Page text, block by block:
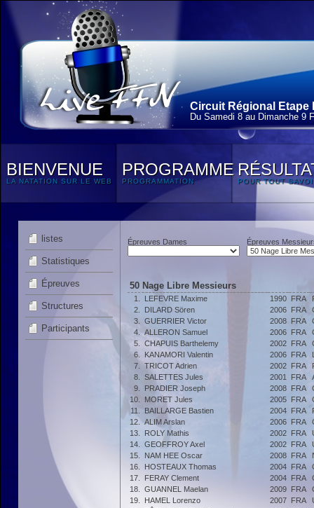
Circuit Régional Etape
Du Samedi 8 au Dimanche 9
BIENVENUE
LA NATATION SUR LE WEB
PROGRAMME
PROGRAMMATION POUR TOUT
listes
Statistiques
Épreuves
Structures
Participants
Épreuves Dames Épreuves
50 Nage Libre Messieurs
1. LEFEVRE Maxime 1990 FRA
2.
DILARD Sören 2006 FRA
3.
GUERRIER Victor 2008 FRA
4.
ALLERON Samuel 2006 FRA
5.
CHAPUIS Barthelemy 2002 FRA
6.
KANAMORI Valentin 2006 FRA
7.
TRICOT Adrien 2002 FRA
8.
SALETTES Jules 2001 FRA
9.
PRADIER Joseph 2008 FRA
10.
MORET Jules 2005 FRA
11.
BAILLARGE Bastien 2004 FRA
12.
ALIM Arslan 2006 FRA
13.
ROLY Mathis 2002 FRA
14.
GEOFFROY Axel 2002 FRA
15.
NAM HEE Oscar 2008 FRA
16.
HOSTEAUX Thomas 2004 FRA
17.
FERAY Clement 2004 FRA
18.
GUANNEL Maelan 2009 FRA
19.
HAMEL Lorenzo 2007 FRA